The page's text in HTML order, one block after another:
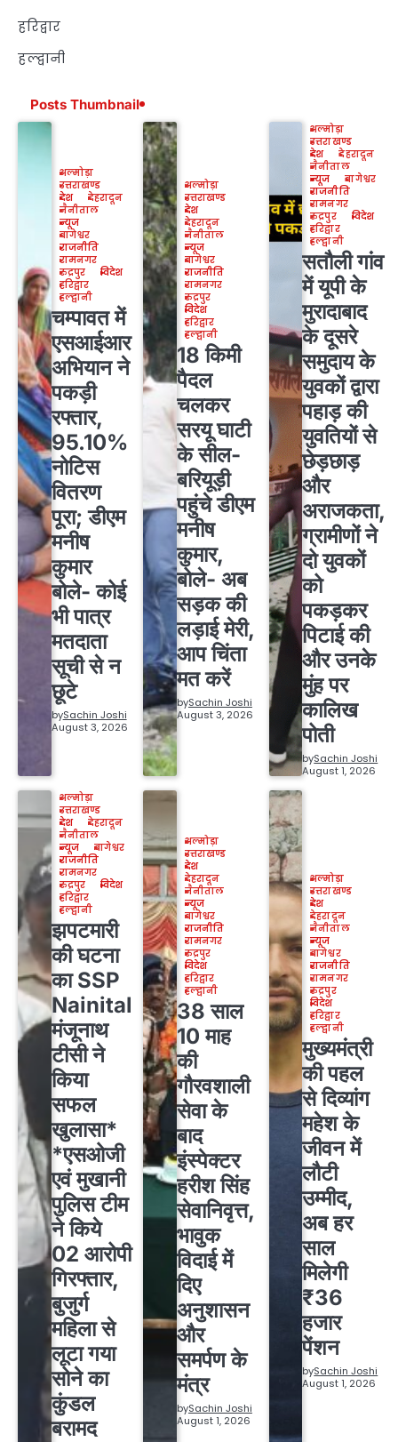
हरिद्वार
हल्द्वानी
Posts Thumbnail
अल्मोड़ा
उत्तराखण्ड
देश
देहरादून
नैनीताल
न्यूज
बागेश्वर
राजनीति
रामनगर
रुद्रपुर
विदेश
हरिद्वार
हल्द्वानी
चम्पावत में
एसआईआर
अभियान ने
पकड़ी
रफ्तार,
95.10%
नोटिस
वितरण
पूरा; डीएम
मनीष
कुमार
बोले- कोई
भी पात्र
मतदाता
सूची से न
छूटे
bySachin Joshi
August 3, 2026
अल्मोड़ा
उत्तराखण्ड
देश
देहरादून
नैनीताल
न्यूज
बागेश्वर
राजनीति
रामनगर
रुद्रपुर
विदेश
हरिद्वार
हल्द्वानी
18 किमी
पैदल
चलकर
सरयू घाटी
के सील-
बरियूड़ी
पहुंचे डीएम
मनीष
कुमार,
बोले- अब
सड़क की
लड़ाई मेरी,
आप चिंता
मत करें
bySachin Joshi
August 3, 2026
अल्मोड़ा
उत्तराखण्ड
देश
देहरादून
नैनीताल
न्यूज
बागेश्वर
राजनीति
रामनगर
रुद्रपुर
विदेश
हरिद्वार
हल्द्वानी
सतौली गांव
में यूपी के
मुरादाबाद
के दूसरे
समुदाय के
युवकों द्वारा
पहाड़ की
युवतियों से
छेड़छाड़
और
अराजकता,
ग्रामीणों ने
दो युवकों
को
पकड़कर
पिटाई की
और उनके
मुंह पर
कालिख
पोती
bySachin Joshi
August 1, 2026
अल्मोड़ा
उत्तराखण्ड
देश
देहरादून
नैनीताल
न्यूज
बागेश्वर
राजनीति
रामनगर
रुद्रपुर
विदेश
हरिद्वार
हल्द्वानी
झपटमारी
की घटना
का SSP
Nainital
मंजूनाथ
टीसी ने
किया
सफल
खुलासा*
*एसओजी
एवं मुखानी
पुलिस टीम
ने किये
02 आरोपी
गिरफ्तार,
बुजुर्ग
महिला से
लूटा गया
सोने का
कुंडल
बरामद
अल्मोड़ा
उत्तराखण्ड
देश
देहरादून
नैनीताल
न्यूज
बागेश्वर
राजनीति
रामनगर
रुद्रपुर
विदेश
हरिद्वार
हल्द्वानी
38 साल
10 माह
की
गौरवशाली
सेवा के
बाद
इंस्पेक्टर
हरीश सिंह
सेवानिवृत्त,
भावुक
विदाई में
दिए
अनुशासन
और
समर्पण के
मंत्र
bySachin Joshi
August 1, 2026
अल्मोड़ा
उत्तराखण्ड
देश
देहरादून
नैनीताल
न्यूज
बागेश्वर
राजनीति
रामनगर
रुद्रपुर
विदेश
हरिद्वार
हल्द्वानी
मुख्यमंत्री
की पहल
से दिव्यांग
महेश के
जीवन में
लौटी
उम्मीद,
अब हर
साल
मिलेगी
₹36
हजार
पेंशन
bySachin Joshi
August 1, 2026